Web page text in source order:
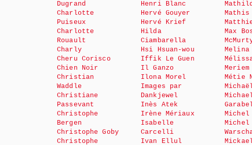
Dugrand
Charlotte
Puiseux
Charlotte
Rouault
Charly
Cheru Corisco
Chien Noir
Christian
Waddle
Christiane
Passevant
Christophe
Bergen
Christophe Goby
Christophe
Henri Blanc
Hervé Gouyer
Hervé Krief
Hilda
Ciambarella
Hsi Hsuan-wou
Iffik Le Guen
Il Ganzo
Ilona Morel
Images par
Dankjewel
Inès Atek
Irène Mériaux
Isabelle
Carcelli
Ivan Ellul
Mathis
Max
Métie
Michel
Michel